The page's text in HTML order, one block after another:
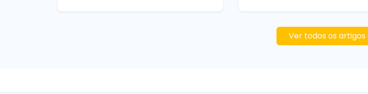
Ver todos os artigos